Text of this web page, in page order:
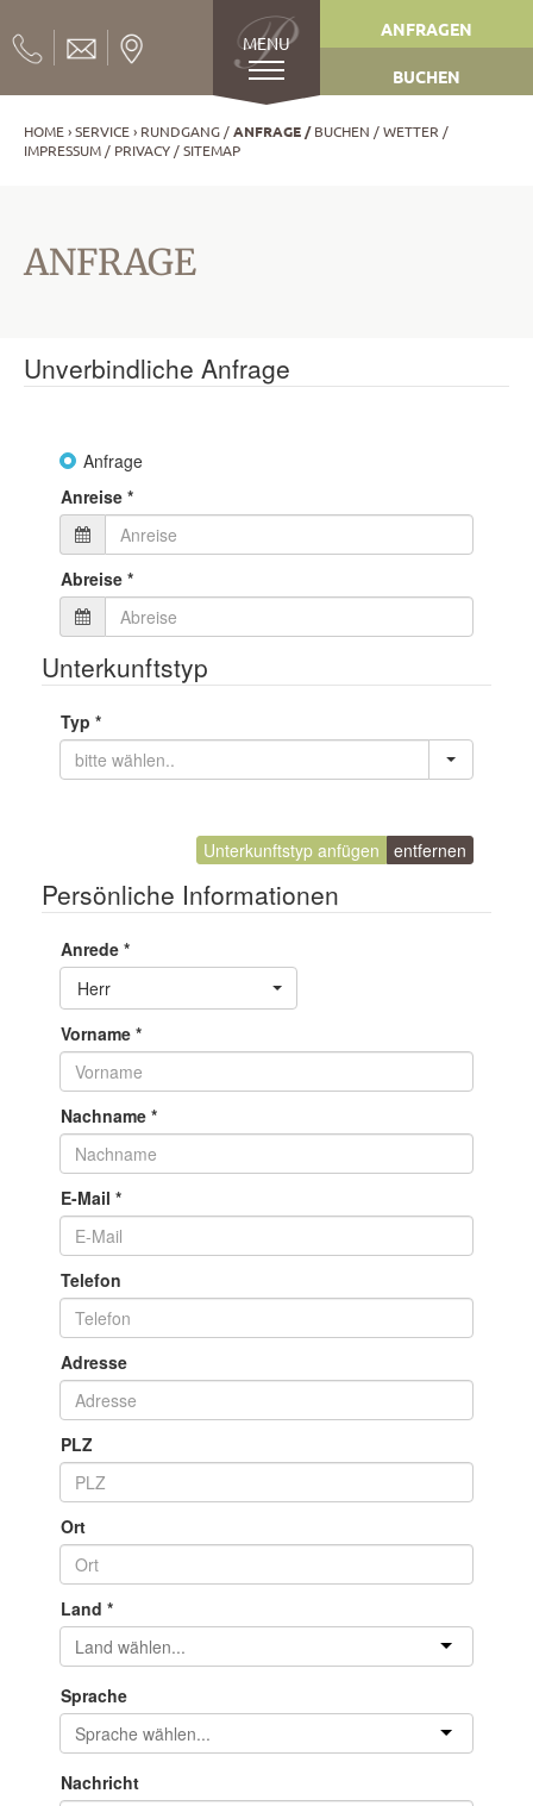
MENU
ANFRAGEN
BUCHEN
HOME SERVICE RUNDGANG ANFRAGE BUCHEN
WETTER
IMPRESSUM
PRIVACY SITEMAP
ANFRAGE
Unverbindliche Anfrage
Anfrage
Anreise *
Abreise *
Unterkunftstyp
Typ *
Unterkunftstyp anfügen entfernen
Persönliche Informationen
Anrede *
HerrToggle Dropdown
Vorname *
Nachname *
E-Mail *
Telefon
Adresse
PLZ
Ort
Land *
Sprache
Nachricht